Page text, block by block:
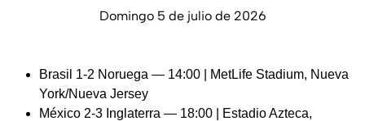
Domingo 5 de julio de 2026
Brasil 1-2 Noruega — 14:00 | MetLife Stadium, Nueva
York/Nueva Jersey
México 2-3 Inglaterra — 18:00 | Estadio Azteca,